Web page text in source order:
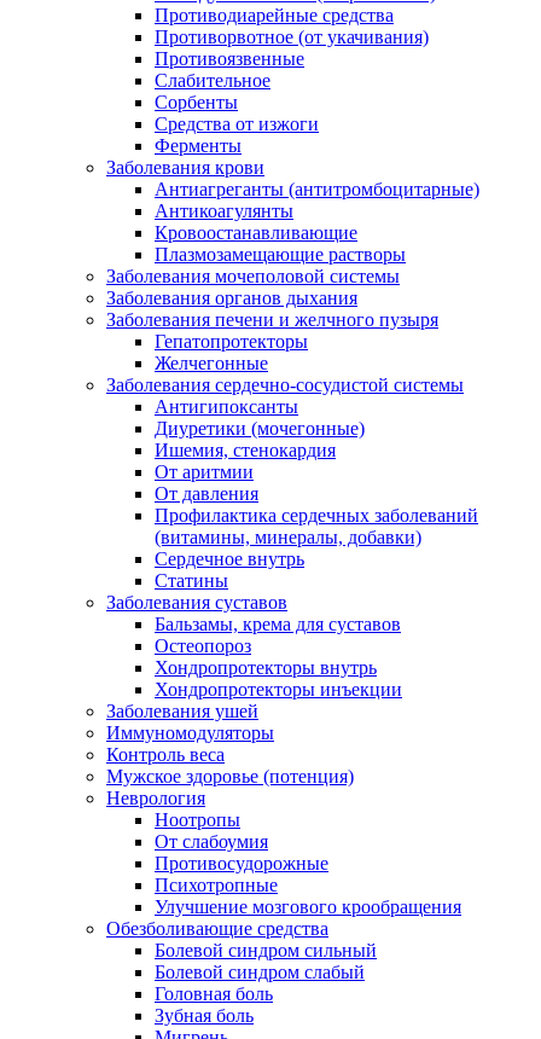
Противодиарейные средства
Противорвотное (от укачивания)
Противоязвенные
Слабительное
Сорбенты
Средства от изжоги
Ферменты
Заболевания крови
Антиагреганты (антитромбоцитарные)
Антикоагулянты
Кровоостанавливающие
Плазмозамещающие растворы
Заболевания мочеполовой системы
Заболевания органов дыхания
Заболевания печени и желчного пузыря
Гепатопротекторы
Желчегонные
Заболевания сердечно-сосудистой системы
Антигипоксанты
Диуретики (мочегонные)
Ишемия, стенокардия
От аритмии
От давления
Профилактика сердечных заболеваний
(витамины, минералы, добавки)
Сердечное внутрь
Статины
Заболевания суставов
Бальзамы, крема для суставов
Остеопороз
Хондропротекторы внутрь
Хондропротекторы инъекции
Заболевания ушей
Иммуномодуляторы
Контроль веса
Мужское здоровье (потенция)
Неврология
Ноотропы
От слабоумия
Противосудорожные
Психотропные
Улучшение мозгового крообращения
Обезболивающие средства
Болевой синдром сильный
Болевой синдром слабый
Головная боль
Зубная боль